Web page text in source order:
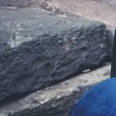
及二十